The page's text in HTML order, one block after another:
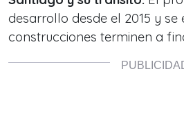
desarrollo desde el 2015 y se
construcciones terminen a